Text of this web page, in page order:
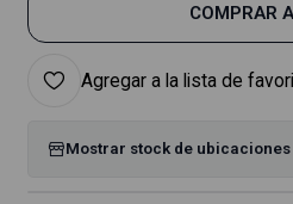
COMPRAR
Agregar a la lista de
Mostrar stock de ubicaciones